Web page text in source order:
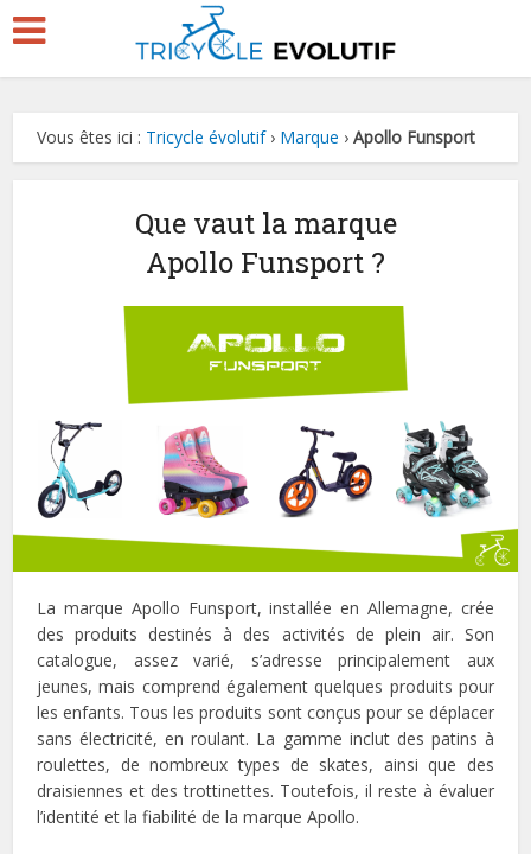
Vous êtes ici : Tricycle évolutif› Marque ›Apollo Funsport
Que vaut la marque
Apollo Funsport ?
La marque Apollo Funsport, installée en Allemagne, crée
des produits destinés à des activités de plein air. Son
catalogue, assez varié, s’adresse principalement aux
jeunes, mais comprend également quelques produits pour
les enfants. Tous les produits sont conçus pour se déplacer
sans électricité, en roulant. La gamme inclut des patins à
roulettes, de nombreux types de skates, ainsi que des
draisiennes et des trottinettes. Toutefois, il reste à évaluer
l’identité et la fiabilité de la marque Apollo.